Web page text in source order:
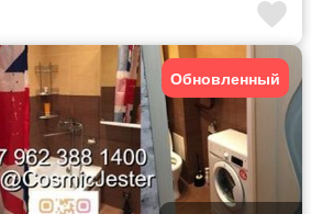
Обновленный